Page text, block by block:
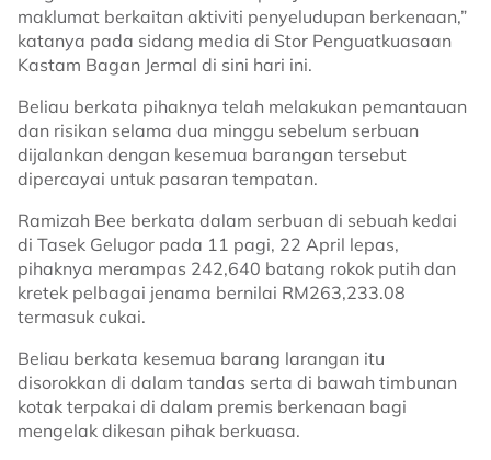
maklumat berkaitan aktiviti penyeludupan berkenaan,”
katanya pada sidang media di Stor Penguatkuasaan
Kastam Bagan Jermal di sini hari ini.
Beliau berkata pihaknya telah melakukan pemantauan
dan risikan selama dua minggu sebelum serbuan
dijalankan dengan kesemua barangan tersebut
dipercayai untuk pasaran tempatan.
Ramizah Bee berkata dalam serbuan di sebuah kedai
di Tasek Gelugor pada 11 pagi, 22 April lepas,
pihaknya merampas 242,640 batang rokok putih dan
kretek pelbagai jenama bernilai RM263,233.08
termasuk cukai.
Beliau berkata kesemua barang larangan itu
disorokkan di dalam tandas serta di bawah timbunan
kotak terpakai di dalam premis berkenaan bagi
mengelak dikesan pihak berkuasa.